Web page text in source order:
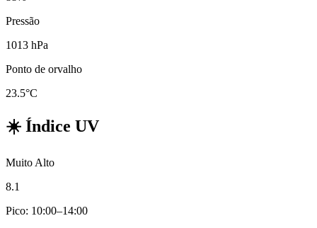
Pressão
1013 hPa
Ponto de orvalho
23.5°C
☀️ Índice UV
Muito Alto
8.1
Pico: 10:00–14:00